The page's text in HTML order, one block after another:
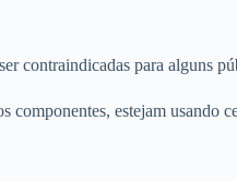
contraindicadas para alguns
componentes, estejam